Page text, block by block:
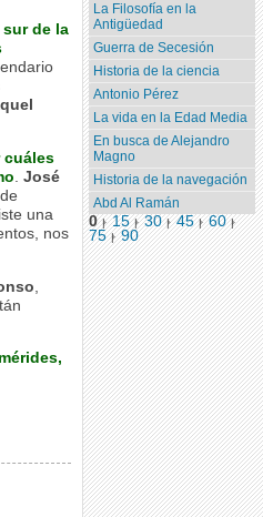
de la
cuáles
José
una
nos
La Filosofía en la
Antigüedad
Guerra de Secesión
Historia de la ciencia
Antonio Pérez
La vida en la Edad Media
En busca de Alejandro
Magno
Historia de la navegación
Abd Al Ramán
0 | 15 | 30 | 45 | 60 |
75 | 90